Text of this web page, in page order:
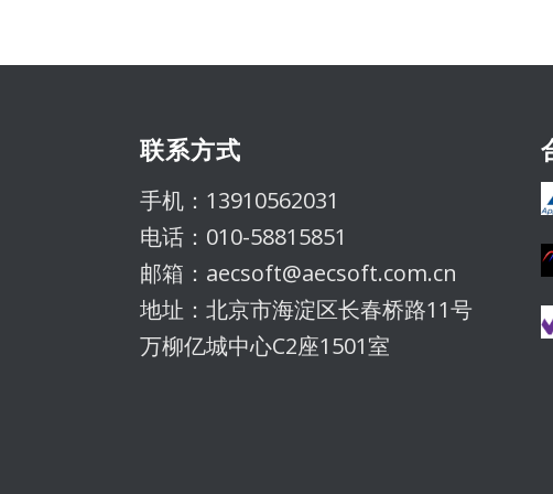
联系方式
手机：13910562031
电话：010-58815851
邮箱：aecsoft@aecsoft.com.cn
地址：北京市海淀区长春桥路11号
万柳亿城中心C2座1501室